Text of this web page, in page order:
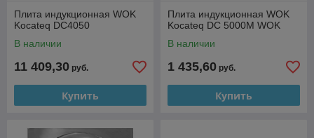
Плита индукционная WOK
Kocateq DC4050
В наличии
11 409,30 руб.
Купить
Плита индукционная WOK
Kocateq DC 5000M WOK
В наличии
1 435,60 руб.
Купить